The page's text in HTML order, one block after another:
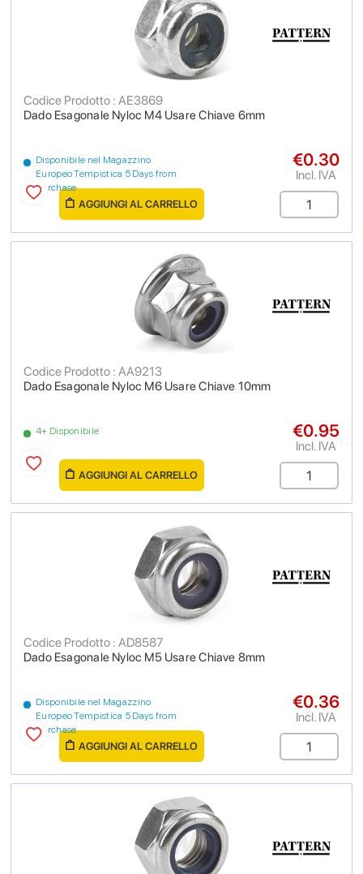
Dado Esagonale Nyloc M4 Usare Chiave 6mm
Codice Prodotto : AE3869
Disponibile nel Magazzino
Europeo Tempistica 5 Days from
purchase
€0.30
Incl. IVA
AGGIUNGI AL CARRELLO
Dado Esagonale Nyloc M6 Usare Chiave 10mm
Codice Prodotto : AA9213
4+ Disponibile €0.95
Incl. IVA
AGGIUNGI AL CARRELLO
Dado Esagonale Nyloc M5 Usare Chiave 8mm
Codice Prodotto : AD8587
Disponibile nel Magazzino
Europeo Tempistica 5 Days from
purchase
€0.36
Incl. IVA
AGGIUNGI AL CARRELLO